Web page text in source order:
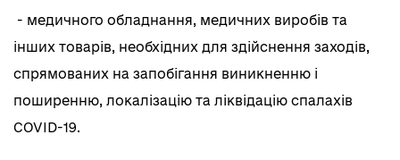
- медичного обладнання, медичних виробів та
інших товарів, необхідних для здійснення заходів,
спрямованих на запобігання виникненню і
поширенню, локалізацію та ліквідацію спалахів
COVID-19.